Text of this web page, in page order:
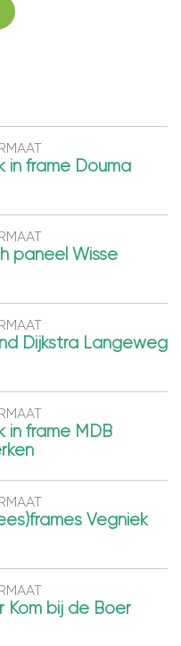
in frame Douma
paneel Wisse
Dijkstra Langeweg
in frame MDB
Vegniek
Kom bij de Boer